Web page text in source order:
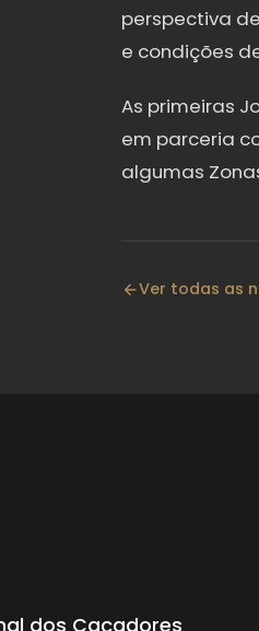
perspectiva
e condições
As primeiras
em parceria
algumas
Ver todas as
dos Caçadores